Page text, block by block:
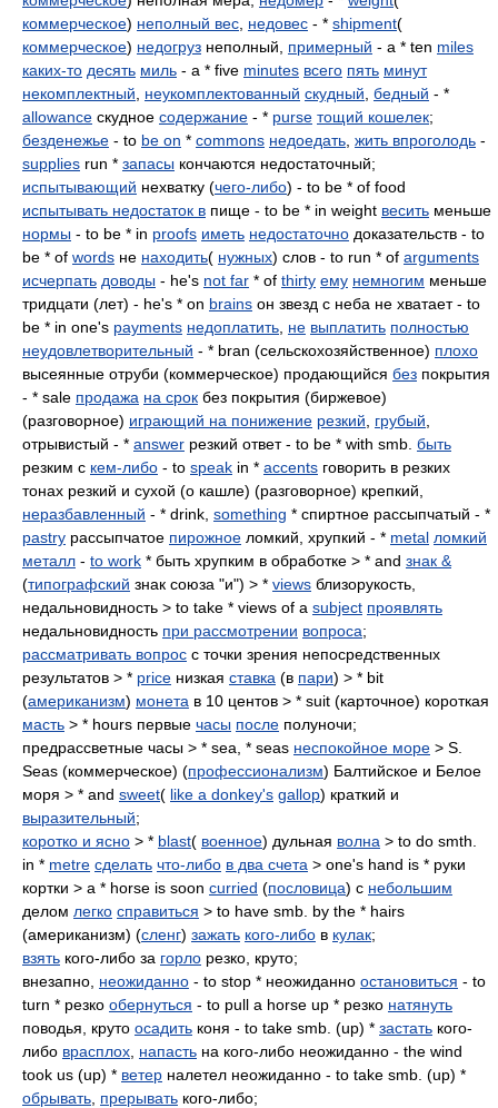
коммерческое) неполный вес недовес - * shipment(
коммерческое) недогруз неполный, примерный - a * ten miles
каких-то десять миль - a * five minutes всего пять минут
некомплектный
неукомплектованный скудный бедный - *
allowance скудное содержание - * purse тощий кошелек;
безденежье - to be on * commons недоедать жить впроголодь -
supplies run * запасы кончаются недостаточный;
испытывающий нехватку (чего-либо) - to be * of food
испытывать недостаток в пище - to be * in weight весить меньше
нормы - to be * in proofs иметь недостаточно доказательств - to
be * of words не находить( нужных) слов - to run * of arguments
исчерпать доводы - he's not far * of thirty ему немногим меньше
тридцати (лет) - he's * on brains он звезд с неба не хватает - to
be * in one's payments недоплатить не выплатить полностью
неудовлетворительный - * bran (сельскохозяйственное) плохо
высеянные отруби (коммерческое) продающийся без покрытия
- * sale продажа на срок без покрытия (биржевое)
(разговорное) играющий на понижение резкий грубый
отрывистый - * answer резкий ответ - to be * with smb. быть
резким с кем-либо - to speak in * accents говорить в резких
тонах резкий и сухой (о кашле) (разговорное) крепкий,
неразбавленный - * drink, something * спиртное рассыпчатый - *
pastry рассыпчатое пирожное ломкий, хрупкий - * metal ломкий
металл - to work * быть хрупким в обработке > * and знак &
(типографский знак союза "и") > * views близорукость,
недальновидность > to take * views of a subject проявлять
недальновидность при рассмотрении вопроса;
рассматривать вопрос с точки зрения непосредственных
результатов > * price низкая ставка (в пари) > * bit
(американизм) монета в 10 центов > * suit (карточное) короткая
масть > * hours первые часы после полуночи;
предрассветные часы > * sea, * seas неспокойное море > S.
Seas (коммерческое) (профессионализм) Балтийское и Белое
моря > * and sweet( like a donkey's gallop) краткий и
выразительный;
коротко и ясно > * blast( военное) дульная волна > to do smth.
in * metre сделать что-либо в два счета > one's hand is * руки
кортки > a * horse is soon curried (пословица) с небольшим
делом легко справиться > to have smb. by the * hairs
(американизм) (сленг) зажать кого-либо в кулак;
взять кого-либо за горло резко, круто;
внезапно, неожиданно - to stop * неожиданно остановиться - to
turn * резко обернуться - to pull a horse up * резко натянуть
поводья, круто осадить коня - to take smb. (up) * застать кого-
либо врасплох напасть на кого-либо неожиданно - the wind
took us (up) * ветер налетел неожиданно - to take smb. (up) *
обрывать прерывать кого-либо;